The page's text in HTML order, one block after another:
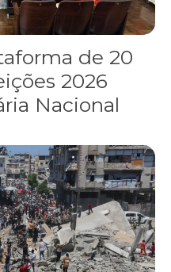
de 20
2026
Nacional
pessoas assassinadas por